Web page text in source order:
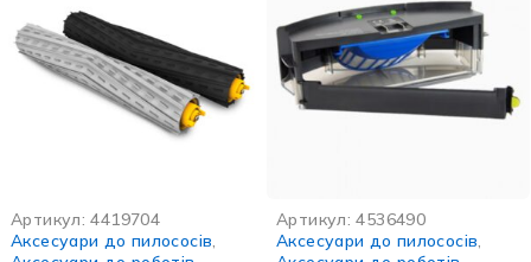
Артикул:4419704
Аксесуари до пилососів
Артикул:4536490
Аксесуари до пилососів